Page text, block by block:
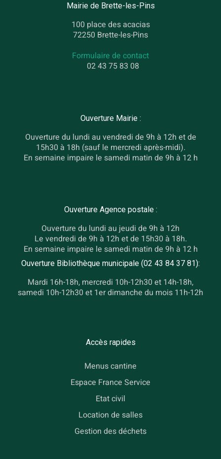
Mairie de Brette-les-Pins
100 place des acacias
72250 Brette-les-Pins
Formulaire de contact
02 43 75 83 08
Ouverture Mairie :
Ouverture du lundi au vendredi de 9h à 12h et de
15h30 à 18h (sauf le mercredi après-midi).
En semaine impaire le samedi matin de 9h à 12 h
Ouverture Agence postale :
Ouverture du lundi au jeudi de 9h à 12h
Le vendredi de 9h à 12h et de 15h30 à 18h.
En semaine impaire le samedi matin de 9h à 12 h
Ouverture Bibliothèque municipale (02 43 84 37 81):
Mardi 16h-18h, mercredi 10h-12h30 et 14h-18h,
samedi 10h-12h30 et 1er dimanche du mois 11h-12h
Accès rapides
Menus cantine
Espace France Service
Etat civil
Location de salles
Gestion des déchets